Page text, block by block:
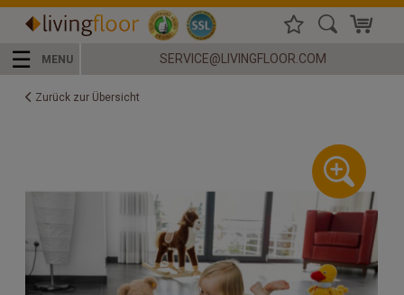
☰ MENU SERVICE@LIVINGFLOOR.COM
Zurück zur Übersicht